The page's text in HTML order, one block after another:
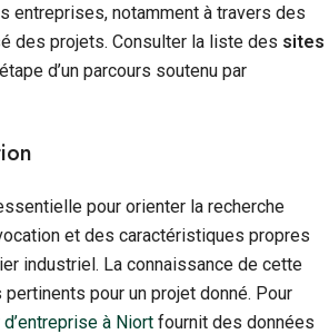
entreprises, notamment à travers des
des projets. Consulter la liste des sites
d’un parcours soutenu par
pour orienter la recherche
et des caractéristiques propres
industriel. La connaissance de cette
pour un projet donné. Pour
à Niort fournit des données